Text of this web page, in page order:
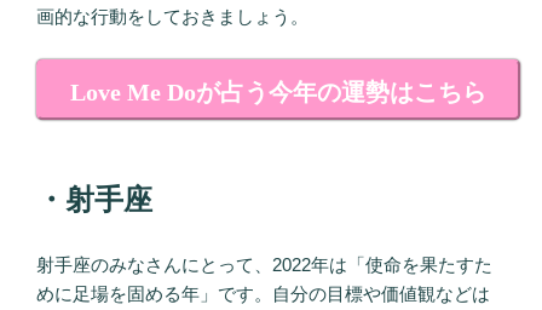
画的な行動をしておきましょう。
Love Me Doが占う今年の運勢はこちら
・射手座
射手座のみなさんにとって、2022年は「使命を果たすた
めに足場を固める年」です。自分の目標や価値観などは